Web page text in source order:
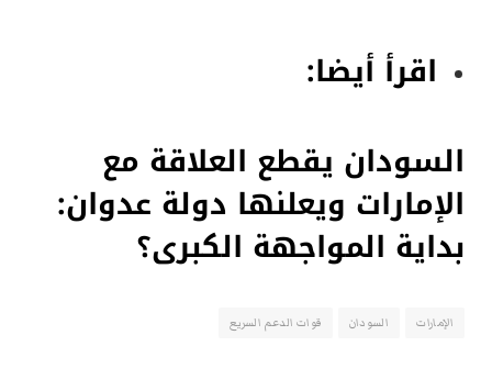
اقرأ أيضا:
السودان يقطع العلاقة مع
الإمارات ويعلنها دولة عدوان:
بداية المواجهة الكبرى؟
الإمارات السودان قوات الدعم السريع